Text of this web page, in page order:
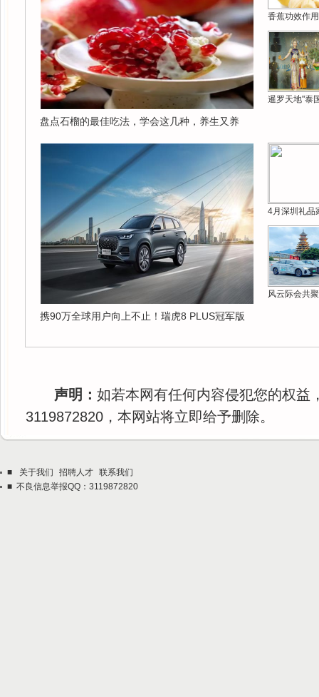
盘点石榴的最佳吃法，学会这几种，养生又养
香蕉功效作
暹罗天地"泰
携90万全球用户向上不止！瑞虎8 PLUS冠军版
4月深圳礼品
风云际会共
声明： 如若本网有任何内容侵犯您的权益
3119872820，本网站将立即给予删除。
■ 关于我们 招聘人才 联系我们
■ 不良信息举报QQ：3119872820